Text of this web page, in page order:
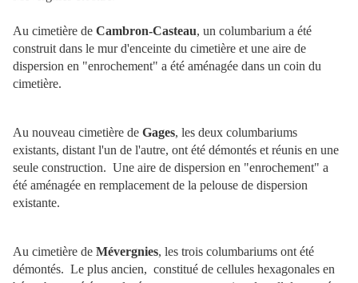
Au cimetière de Cambron-Casteau, un columbarium a été
construit dans le mur d'enceinte du cimetière et une aire de
dispersion en "enrochement" a été aménagée dans un coin du
cimetière.
Au nouveau cimetière de Gages, les deux columbariums
existants, distant l'un de l'autre, ont été démontés et réunis en une
seule construction. Une aire de dispersion en "enrochement" a
été aménagée en remplacement de la pelouse de dispersion
existante.
Au cimetière de Mévergnies, les trois columbariums ont été
démontés. Le plus ancien, constitué de cellules hexagonales en